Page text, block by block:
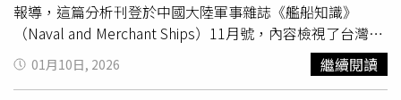
報導，這篇分析刊登於中國大陸軍事雜誌《艦船知識》
（Naval and Merchant Ships）11月號，內容檢視了台灣在
7月舉行、規模歷來最大的年度軍事演習「
漢光演習」中豪
豬戰略的實際運作方式，並進一步探討解放軍可能採取的應
01月10日, 2026 繼續閱讀